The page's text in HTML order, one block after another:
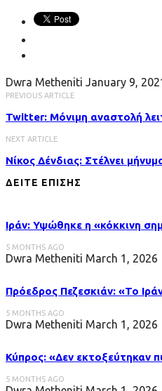
Dwra Metheniti January 9,
PREVIOUS ARTICLE
Twitter: Μόνιμη αναστολή
NEXT ARTICLE
Νίκος Δένδιας: Στέλνει
ΔΕΙΤΕ ΕΠΙΣΗΣ
Ιράν: Υψώθηκε η «κόκκινη
5 MONTHS AGO
Dwra Metheniti March 1, 2026
Πρόεδρος Πεζεσκιάν: «Το
5 MONTHS AGO
Dwra Metheniti March 1, 2026
Κύπρος: «Δεν εκτοξεύτηκαν
5 MONTHS AGO